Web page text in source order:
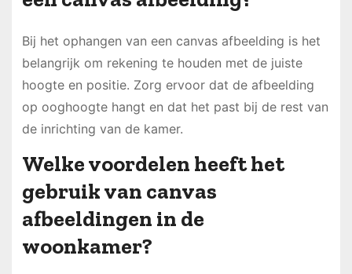
Bij het ophangen van een canvas afbeelding is het
belangrijk om rekening te houden met de juiste
hoogte en positie. Zorg ervoor dat de afbeelding
op ooghoogte hangt en dat het past bij de rest van
de inrichting van de kamer.
Welke voordelen heeft het
gebruik van canvas
afbeeldingen in de
woonkamer?